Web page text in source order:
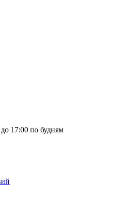
17:00 по будням